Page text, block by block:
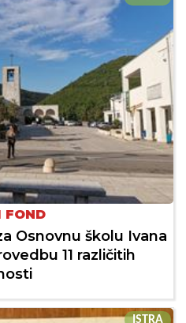
FOND
Osnovnu školu Ivana
11 različitih
ISTRA